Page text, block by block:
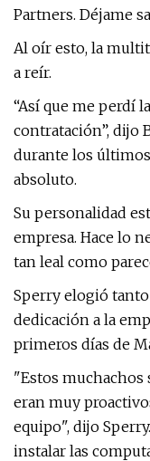
Partners. Déjame
Al oír esto, la
a reír.
“Así que me perdí
contratación”, dijo
durante los
absoluto.
Su personalidad
empresa. Hace lo
tan leal como
Sperry elogió
dedicación a la
primeros días de
"Estos muchachos
eran muy
equipo", dijo
instalar las